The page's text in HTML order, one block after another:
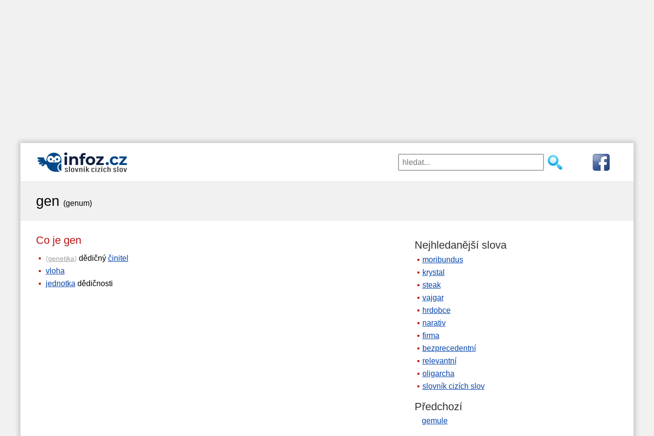
gen (genum)
Co je gen
(genetika) dědičný činitel
vloha
jednotka dědičnosti
Nejhledanější slova
moribundus
krystal
steak
vajgar
hrdobce
narativ
firma
bezprecedentní
relevantní
oligarcha
slovník cizích slov
Předchozí
gemule